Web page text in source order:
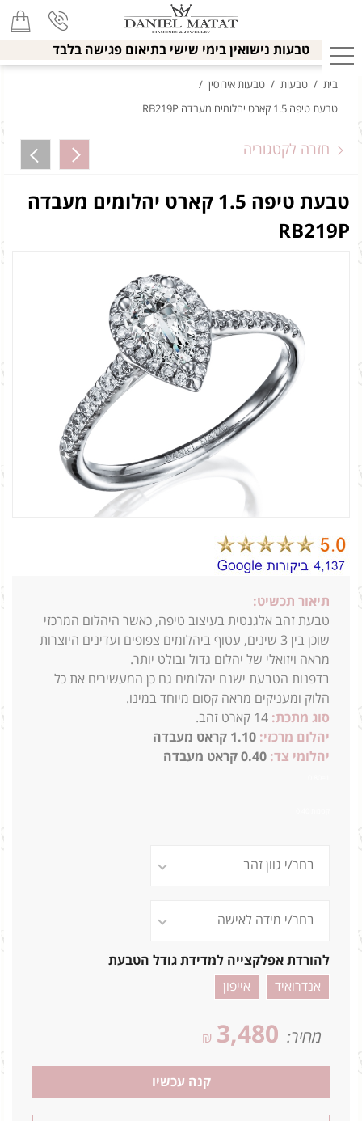
טבעות נישואין בימי שישי בתיאום פגישה בלבד
בית / טבעות / טבעות אירוסין /
טבעת טיפה 1.5 קארט יהלומים מעבדה RB219P
חזרה לקטגוריה
טבעת טיפה 1.5 קארט יהלומים מעבדה
RB219P
תיאור תכשיט:
טבעת זהב אלגנטית בעיצוב טיפה, כאשר היהלום המרכזי
שוכן בין 3 שינים, עטוף ביהלומים צפופים ועדינים היוצרות
מראה ויזואלי של יהלום גדול ובולט יותר.
בדפנות הטבעת ישנם יהלומים גם כן המעשירים את כל
הלוק ומעניקים מראה קסום מיוחד במינו.
סוג מתכת: 14 קארט זהב.
יהלום מרכזי: 1.10 קראט מעבדה
יהלומי צד: 0.40 קראט מעבדה
להורדת אפלקצייה למדידת גודל הטבעת
אנדרואיד
אייפון
מחיר: 3,480
₪
קנה עכשיו